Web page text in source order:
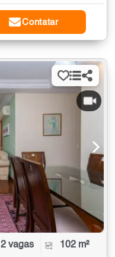
Contatar
2 vagas 102 m²